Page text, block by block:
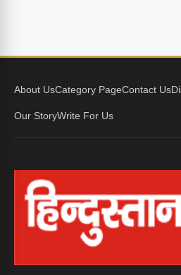
About UsCategory PageContact Us
Our StoryWrite For Us